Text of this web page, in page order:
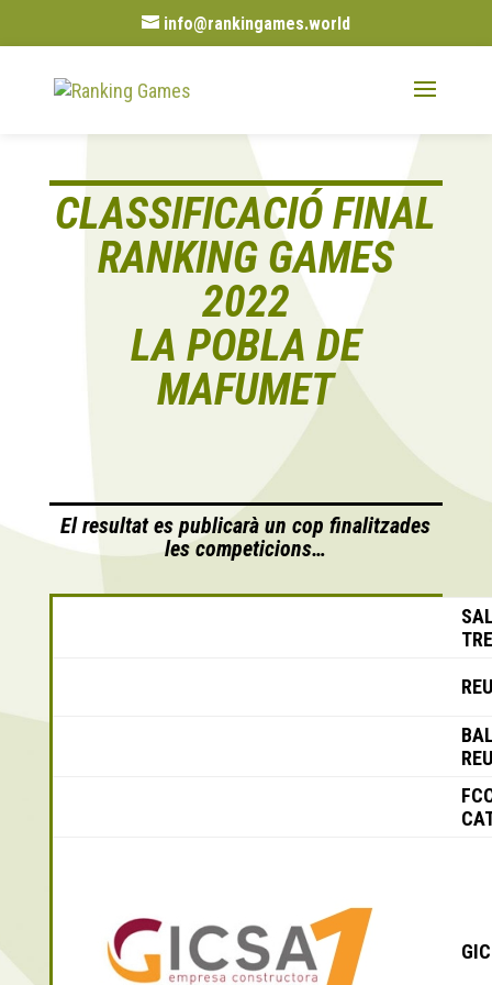
info@rankingames.world
CLASSIFICACIÓ FINAL
RANKING GAMES
2022
LA POBLA DE
MAFUMET
El resultat es publicarà un cop finalitzades
les competicions…